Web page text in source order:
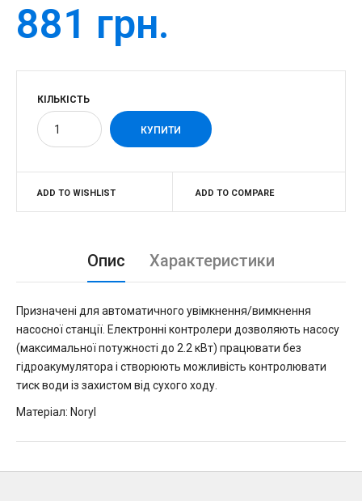
881 грн.
КІЛЬКІСТЬ
ADD TO WISHLIST ADD TO COMPARE
Опис Характеристики
Призначені для автоматичного увімкнення/вимкнення
насосної станції. Електронні контролери дозволяють насосу
(максимальної потужності до 2.2 кВт) працювати без
гідроакумулятора і створюють можливість контролювати
тиск води із захистом від сухого ходу.
Матеріал: Noryl